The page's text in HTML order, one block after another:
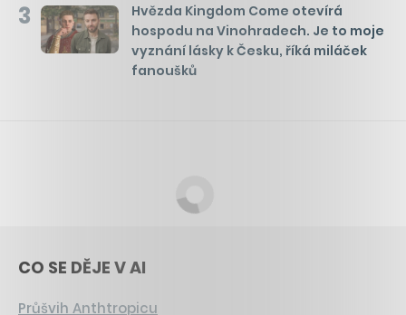
3
Hvězda Kingdom Come otevírá
hospodu na Vinohradech. Je to moje
vyznání lásky k Česku, říká miláček
fanoušků
CO SE DĚJE V AI
Průšvih Anthtropicu